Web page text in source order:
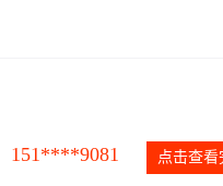
151****9081 点击查看